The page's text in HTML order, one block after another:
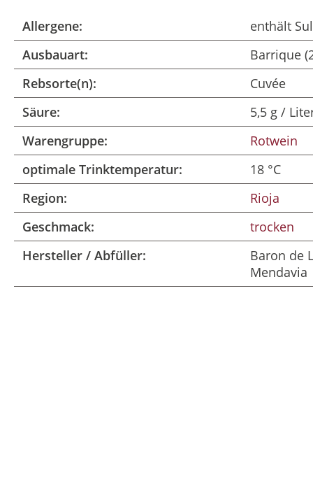
Allergene:
enthält
Ausbauart:
Barrique
Rebsorte(n):
Cuvée
Säure:
5,5 g /
Warengruppe:
Rotwein
optimale Trinktemperatur:
18 °C
Region:
Rioja
Geschmack:
trocken
Hersteller / Abfüller:
Baron de
Mendavia